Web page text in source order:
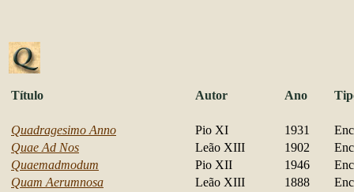
Título Autor Ano
Quadragesimo Anno Pio XI 1931
Quae Ad Nos
Leão XIII 1902
Quaemadmodum
Pio XII 1946
Quam Aerumnosa
Leão XIII 1888